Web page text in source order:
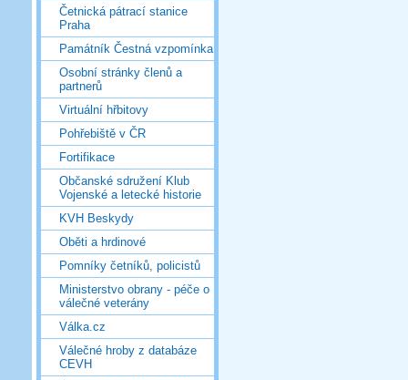
Četnická pátrací stanice
Praha
Památník Čestná vzpomínka
Osobní stránky členů a
partnerů
Virtuální hřbitovy
Pohřebiště v ČR
Fortifikace
Občanské sdružení Klub
Vojenské a letecké historie
KVH Beskydy
Oběti a hrdinové
Pomníky četníků, policistů
Ministerstvo obrany - péče o
válečné veterány
Válka.cz
Válečné hroby z databáze
CEVH